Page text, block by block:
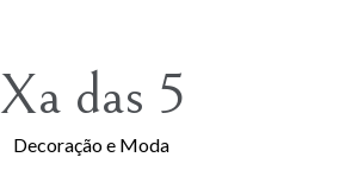
Xa das 5
Decoração e Moda